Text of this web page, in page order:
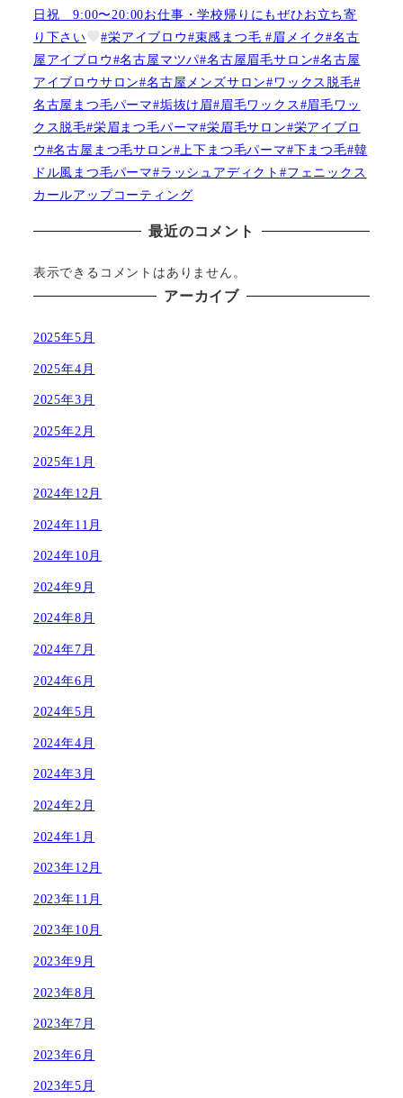
日祝 9:00〜20:00お仕事・学校帰りにもぜひお立ち寄
り下さい
#栄アイブロウ#束感まつ毛 #眉メイク#名古
屋アイブロウ#名古屋マツパ#名古屋眉毛サロン#名古屋
アイブロウサロン#名古屋メンズサロン#ワックス脱毛#
名古屋まつ毛パーマ#垢抜け眉#眉毛ワックス#眉毛ワッ
クス脱毛#栄眉まつ毛パーマ#栄眉毛サロン#栄アイブロ
ウ#名古屋まつ毛サロン#上下まつ毛パーマ#下まつ毛#韓
ドル風まつ毛パーマ#ラッシュアディクト#フェニックス
カールアップコーティング
最近のコメント
表示できるコメントはありません。
アーカイブ
2025年5月
2025年4月
2025年3月
2025年2月
2025年1月
2024年12月
2024年11月
2024年10月
2024年9月
2024年8月
2024年7月
2024年6月
2024年5月
2024年4月
2024年3月
2024年2月
2024年1月
2023年12月
2023年11月
2023年10月
2023年9月
2023年8月
2023年7月
2023年6月
2023年5月